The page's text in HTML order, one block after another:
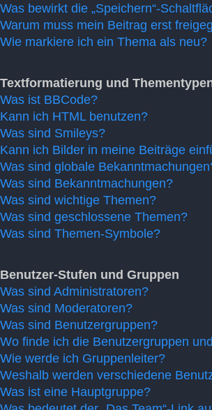
Was bewirkt die „Speichern“-
Warum muss mein Beitrag erst
Wie markiere ich ein Thema als neu?
Textformatierung und
Was ist BBCode?
Kann ich HTML benutzen?
Was sind Smileys?
Kann ich Bilder in meine Beiträge
Was sind globale
Was sind Bekanntmachungen?
Was sind wichtige Themen?
Was sind geschlossene Themen?
Was sind Themen-Symbole?
Benutzer-Stufen und Gruppen
Was sind Administratoren?
Was sind Moderatoren?
Was sind Benutzergruppen?
Wo finde ich die Benutzergruppen
Wie werde ich Gruppenleiter?
Weshalb werden verschiedene
Was ist eine Hauptgruppe?